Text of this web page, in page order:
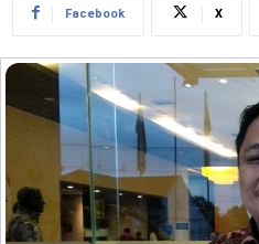
Facebook X